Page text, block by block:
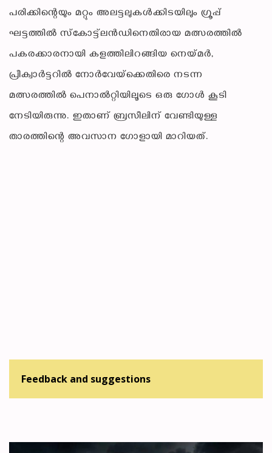
പരിക്കിന്റെയും മറ്റും അലട്ടലുകള്‍ക്കിടയിലും ഗ്രൂപ്പ്
ഘട്ടത്തില്‍ സ്‌കോട്ട്‌ലന്‍ഡിനെതിരായ മത്സരത്തില്‍
പകരക്കാരനായി കളത്തിലിറങ്ങിയ നെയ്മര്‍,
പ്രീക്വാര്‍ട്ടറില്‍ നോര്‍വേയ്‌ക്കെതിരെ നടന്ന
മത്സരത്തില്‍ പെനാല്‍റ്റിയിലൂടെ ഒരു ഗോള്‍ കൂടി
നേടിയിരുന്നു. ഇതാണ് ബ്രസീലിന് വേണ്ടിയുള്ള
താരത്തിന്റെ അവസാന ഗോളായി മാറിയത്.
Feedback and suggestions